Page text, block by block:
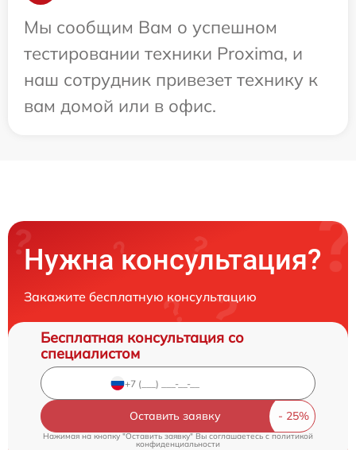
Мы сообщим Вам о успешном
тестировании техники Proxima, и
наш сотрудник привезет технику к
вам домой или в офис.
Нужна консультация?
Закажите бесплатную консультацию
Бесплатная консультация со
специалистом
Оставить заявку
Нажимая на кнопку "Оставить заявку" Вы соглашаетесь cполитикой
конфиденциальности